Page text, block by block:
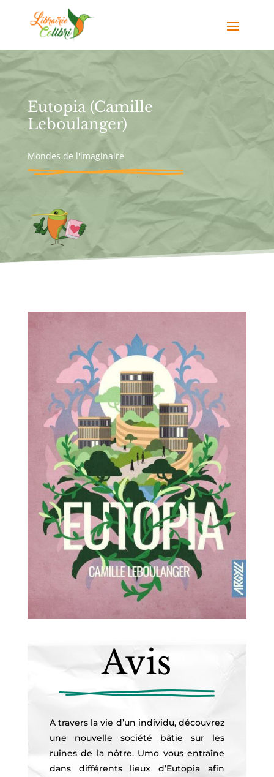
Eutopia (Camille
Leboulanger)
Mondes de l'imaginaire
Avis
A travers la vie d’un individu, découvrez
une nouvelle société bâtie sur les
ruines de la nôtre. Umo vous entraîne
dans différents lieux d’Eutopia afin